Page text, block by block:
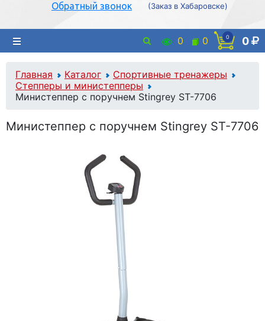
Обратный звонок (Заказ в Хабаровске)
0 0 0 0
Главная Каталог
Спортивные тренажеры
Степперы и министепперы
Министеппер с поручнем Stingrey ST-7706
Министеппер с поручнем Stingrey ST-7706